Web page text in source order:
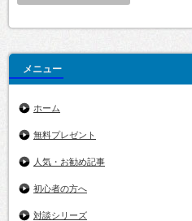
メニュー
ホーム
無料プレゼント
人気・お勧め記事
初心者の方へ
対談シリーズ